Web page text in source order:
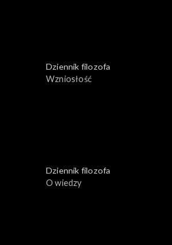
Dziennik filozofa
Wzniosłość
Dziennik filozofa
O wiedzy